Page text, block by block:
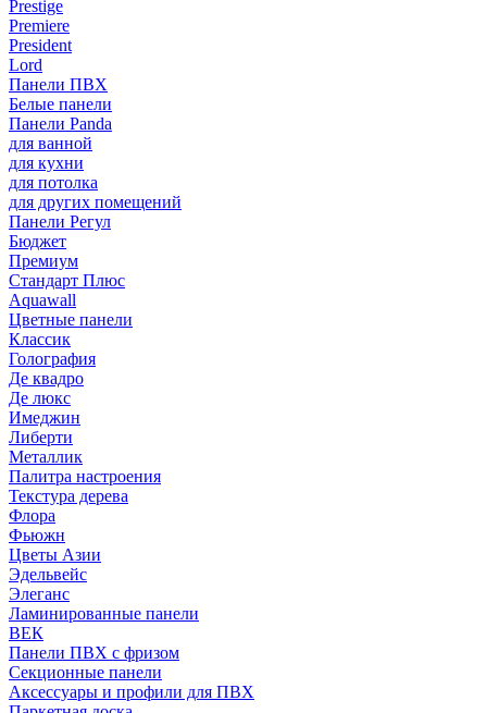
Prestige
Premiere
President
Lord
Панели ПВХ
Белые панели
Панели Panda
для ванной
для кухни
для потолка
для других помещений
Панели Регул
Бюджет
Премиум
Стандарт Плюс
Aquawall
Цветные панели
Классик
Голография
Де квадро
Де люкс
Имеджин
Либерти
Металлик
Палитра настроения
Текстура дерева
Флора
Фьюжн
Цветы Азии
Эдельвейс
Элеганс
Ламинированные панели
ВЕК
Панели ПВХ с фризом
Секционные панели
Аксессуары и профили для ПВХ